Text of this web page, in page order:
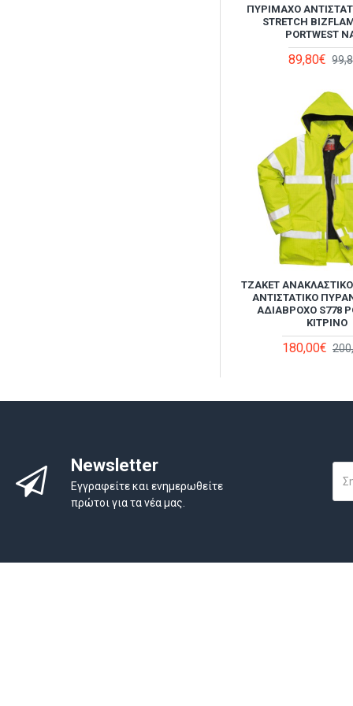
ΠΥΡΊΜΑΧΟ
STRETCH
PORTWEST
89,80€
ΤΖΆΚΕΤ
ΑΝΤΙΣΤΑΤΙΚΌ
ΑΔΙΆΒΡΟΧΟ S778
ΚΊΤΡΙΝΟ
180,00€
Newsletter
Εγγραφείτε και ενημερωθείτε
πρώτοι για τα νέα μας.